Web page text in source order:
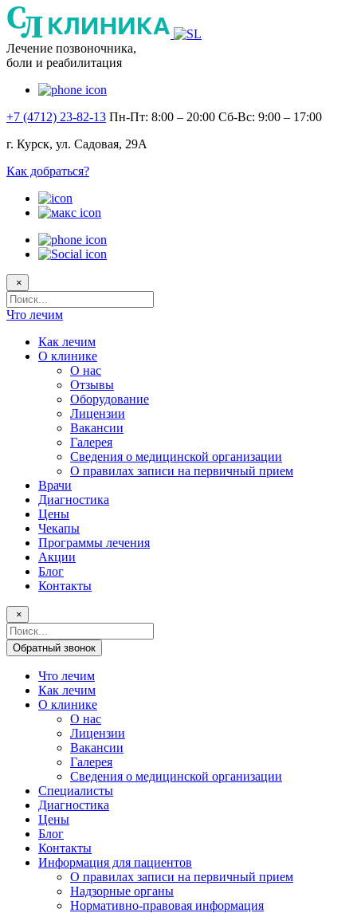
Лечение позвоночника,
боли и реабилитация
+7 (4712) 23-82-13 Пн-Пт: 8:00 – 20:00 Сб-Вс: 9:00 – 17:00
г. Курск, ул. Садовая, 29А
Как добраться?
×
Поисковый
запрос
Что лечим
Как лечим
О клинике
О нас
Отзывы
Оборудование
Лицензии
Вакансии
Галерея
Сведения о медицинской организации
О правилах записи на первичный прием
Врачи
Диагностика
Цены
Чекапы
Программы лечения
Акции
Блог
Контакты
×
Поисковый
запрос
Обратный звонок
Что лечим
Как лечим
О клинике
О нас
Лицензии
Вакансии
Галерея
Сведения о медицинской организации
Специалисты
Диагностика
Цены
Блог
Контакты
Информация для пациентов
О правилах записи на первичный прием
Надзорные органы
Нормативно-правовая информация